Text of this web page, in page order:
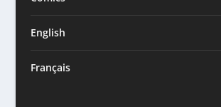
English
Français